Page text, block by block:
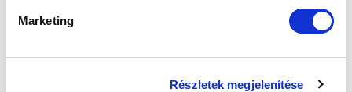
Marketing
Részletek megjelenítése